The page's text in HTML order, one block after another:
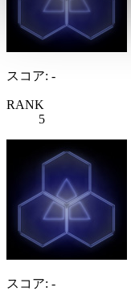
スコア: -
RANK
5
スコア: -